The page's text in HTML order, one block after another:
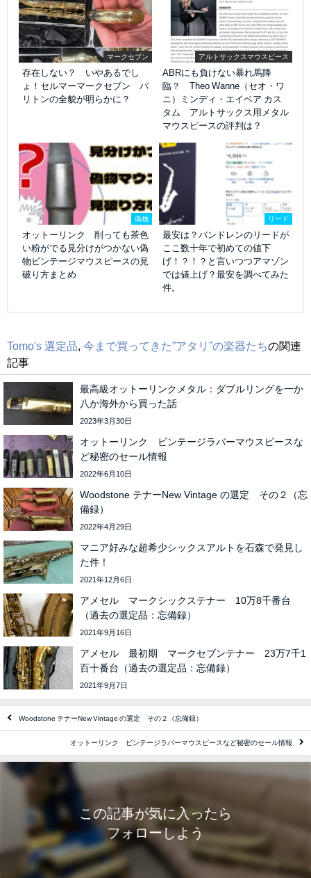
マークセブン
存在しない？ いやあるでし
ょ！セルマーマークセブン バ
リトンの全貌が明らかに？
アルトサックスマウスピース
ABRにも負けない暴れ馬降
臨？ Theo Wanne（セオ・ワ
ニ）ミンディ・エイベア カス
タム アルトサックス用メタル
マウスピースの評判は？
偽物
オットーリンク 削っても茶色
い粉がでる見分けがつかない偽
物ビンテージマウスピースの見
破り方まとめ
リード
最安は？バンドレンのリードが
ここ数十年で初めての値下
げ！？！？と言いつつアマゾン
では値上げ？最安を調べてみた
件。
Tomo's 選定品, 今まで買ってきた”アタリ”の楽器たちの関連
記事
最高級オットーリンクメタル：ダブルリングを一か
八か海外から買った話
2023年3月30日
オットーリンク ビンテージラバーマウスピースな
ど秘密のセール情報
2022年6月10日
Woodstone テナーNew Vintage の選定 その２（忘
備録）
2022年4月29日
マニア好みな超希少シックスアルトを石森で発見し
た件！
2021年12月6日
アメセル マークシックステナー 10万8千番台
（過去の選定品：忘備録）
2021年9月16日
アメセル 最初期 マークセブンテナー 23万7千1
百十番台（過去の選定品：忘備録）
2021年9月7日
Woodstone テナーNew Vintage の選定 その２（忘備録）
オットーリンク ビンテージラバーマウスピースなど秘密のセール情報
この記事が気に入ったら
フォローしよう